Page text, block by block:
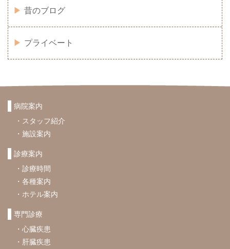
昔のブログ
プライベート
病院案内
スタッフ紹介
施設案内
診療案内
診療時間
各種案内
ホテル案内
専門診療
心臓疾患
肝臓疾患